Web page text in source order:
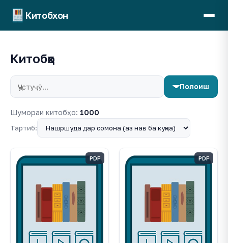
Китобхон
Китобҳо
Полоиш
Шумораи китобҳо: 1000
Тартиб:
PDF PDF